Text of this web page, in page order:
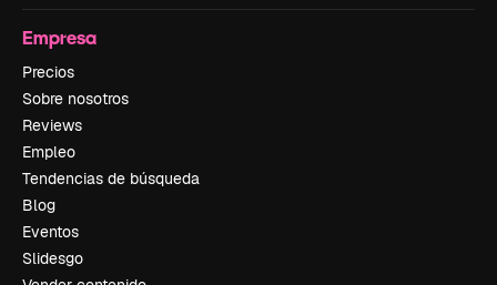
Empresa
Precios
Sobre nosotros
Reviews
Empleo
Tendencias de búsqueda
Blog
Eventos
Slidesgo